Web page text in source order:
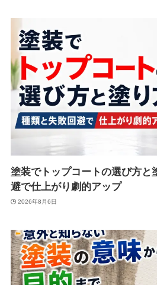
塗装でトップコートの選び方と
避で仕上がり劇的アップ
2026年8月6日